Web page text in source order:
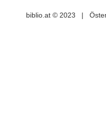
biblio.at © 2023 |